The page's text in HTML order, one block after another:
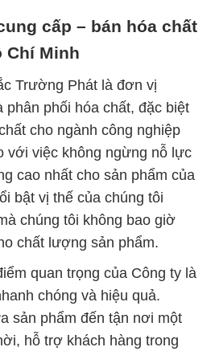
cấp – bán hóa chất
Chí Minh
Trường Phát là đơn vị
phân phối hóa chất, đặc biệt
cho ngành công nghiệp
với việc không ngừng nỗ lực
cao nhất cho sản phẩm của
bật vị thế của chúng tôi
chúng tôi không bao giờ
chất lượng sản phẩm.
quan trọng của Công ty là
chóng và hiệu quả.
sản phẩm đến tận nơi một
hỗ trợ khách hàng trong